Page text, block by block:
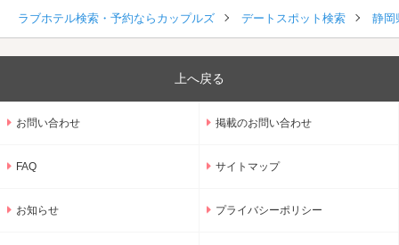
ラブホテル検索・予約ならカップルズ デートスポット検索 静岡
上へ戻る
お問い合わせ 掲載のお問い合わせ
FAQ サイトマップ
お知らせ プライバシーポリシー